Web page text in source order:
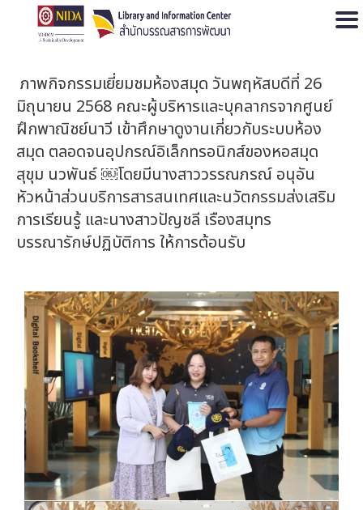
ภาพกิจกรรมเยี่ยมชมห้องสมุด วันพฤหัสบดีที่ 26
มิถุนายน 2568 คณะผู้บริหารและบุคลากรจากศูนย์
ฝึกพาณิชย์นาวี เข้าศึกษาดูงานเกี่ยวกับระบบห้อง
สมุด ตลอดจนอุปกรณ์อิเล็กทรอนิกส์ของหอสมุด
สุขุม นวพันธ์ ￼โดยมีนางสาววรรณภรณ์ อนุอัน
หัวหน้าส่วนบริการสารสนเทศและนวัตกรรมส่งเสริม
การเรียนรู้ และนางสาวปัญชลี เรืองสมุทร
บรรณารักษ์ปฏิบัติการ ให้การต้อนรับ